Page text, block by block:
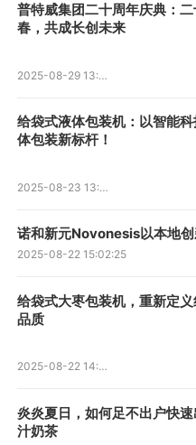
普特威集团二十周年庆典：
春，共成长创未来
2025-08-29 13:17:08
给袋式液体包装机：以智能
体包装新标杆！
2025-08-23 13:34:05
诺和新元Novonesis以本地
2025-08-22 15:02:25
给袋式大枣包装机，重新定
品质
2025-08-22 14:08:34
炎炎夏日，如何足不出户快
汁奶茶